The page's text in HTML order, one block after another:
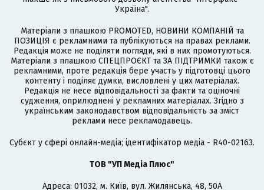
Україна".
Матеріали з плашкою PROMOTED, НОВИНИ КОМПАНІЙ та
ПОЗИЦІЯ є рекламними та публікуються на правах реклами.
Редакція може не поділяти погляди, які в них промотуються.
Матеріали з плашкою СПЕЦПРОЄКТ та ЗА ПІДТРИМКИ також є
рекламними, проте редакція бере участь у підготовці цього
контенту і поділяє думки, висловлені у цих матеріалах.
Редакція не несе відповідальності за факти та оціночні
судження, оприлюднені у рекламних матеріалах. Згідно з
українським законодавством відповідальність за зміст
реклами несе рекламодавець.
Cубєкт у сфері онлайн-медіа; ідентифікатор медіа - R40-02163.
ТОВ "УП Медіа Плюс"
Адреса: 01032, м. Київ, вул. Жилянська, 48, 50А